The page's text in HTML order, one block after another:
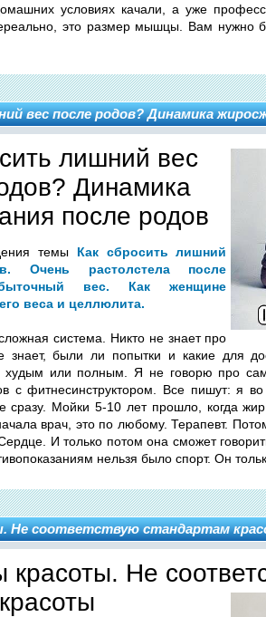
условиях качали, а уже
это размер мышцы. Вам нужно
вес после родов? Динамика
лишний вес
Динамика
после родов
темы Как сбросить лишний
Очень растолстела после
вес. Как женщине
веса и целлюлита.
система. Никто не знает про
знает, были ли попытки и какие для
или полным. Я не говорю про
с фитнесинструктором. Все пишут: я
сразу. Мойки 5-10 лет прошло, когда
врач, это по любому. Терапевт.
И только потом она сможет
нельзя было спорт. Он
Не соответствую стандартам
красоты. Не
красоты